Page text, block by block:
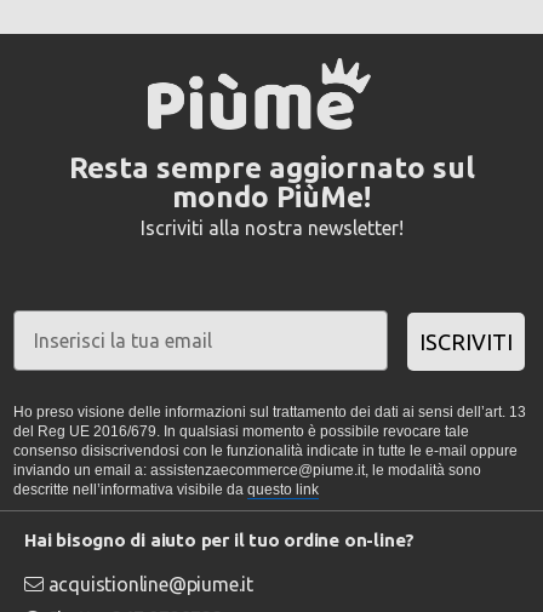
Resta sempre aggiornato sul
mondo PiùMe!
Iscriviti alla nostra newsletter!
ISCRIVITI
Ho preso visione delle informazioni sul trattamento dei dati ai sensi dell’art. 13
del Reg UE 2016/679. In qualsiasi momento è possibile revocare tale
consenso disiscrivendosi con le funzionalità indicate in tutte le e-mail oppure
inviando un email a: assistenzaecommerce@piume.it, le modalità sono
descritte nell’informativa visibile da questo link
Hai bisogno di aiuto per il tuo ordine on-line?
acquistionline@piume.it